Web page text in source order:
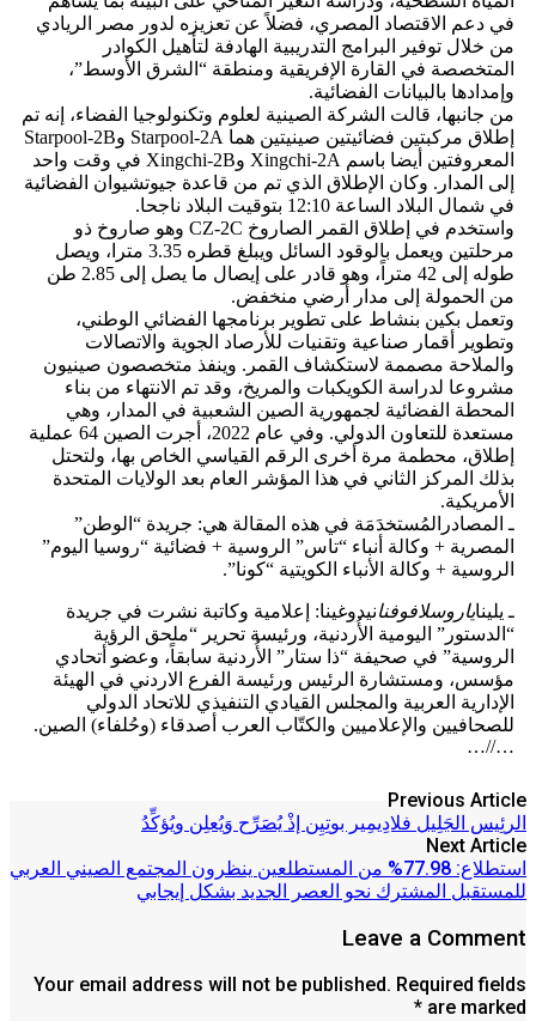
في دعم الاقتصاد المصري، فضلاً عن تعزيزه لدور مصر الريادي
من خلال توفير البرامج التدريبية الهادفة لتأهيل الكوادر
المتخصصة في القارة الإفريقية ومنطقة “الشرق الأوسط”،
وإمدادها بالبيانات الفضائية.
من جانبها، قالت الشركة الصينية لعلوم وتكنولوجيا الفضاء، إنه تم
إطلاق مركبتين فضائيتين صينيتين هما Starpool-2A وStarpool-2B
المعروفتين أيضا باسم Xingchi-2A وXingchi-2B في وقت واحد
إلى المدار. وكان الإطلاق الذي تم من قاعدة جيوتشيوان الفضائية
في شمال البلاد الساعة 12:10 بتوقيت البلاد ناجحا.
واستخدم في إطلاق القمر الصاروخ CZ-2C وهو صاروخ ذو
مرحلتين ويعمل بالوقود السائل ويبلغ قطره 3.35 مترا، ويصل
طوله إلى 42 متراً، وهو قادر على إيصال ما يصل إلى 2.85 طن
من الحمولة إلى مدار أرضي منخفض.
وتعمل بكين بنشاط على تطوير برنامجها الفضائي الوطني،
وتطوير أقمار صناعية وتقنيات للأرصاد الجوية والاتصالات
والملاحة مصممة لاستكشاف القمر. وينفذ متخصصون صينيون
مشروعا لدراسة الكويكبات والمريخ، وقد تم الانتهاء من بناء
المحطة الفضائية لجمهورية الصين الشعبية في المدار، وهي
مستعدة للتعاون الدولي. وفي عام 2022، أجرت الصين 64 عملية
إطلاق، محطمة مرة أخرى الرقم القياسي الخاص بها، ولتحتل
بذلك المركز الثاني في هذا المؤشر العام بعد الولايات المتحدة
الأمريكية.
ـ المصادرالمُستخدَمَة في هذه المقالة هي: جريدة “الوطن”
المصرية + وكالة أنباء “تاس” الروسية + فضائية “روسيا اليوم”
الروسية + وكالة الأنباء الكويتية “كونا”.
ـ يليناياروسلافوفنانيدوغينا: إعلامية وكاتبة نشرت في جريدة
“الدستور” اليومية الأُردنية، ورئيسة تحرير “ملحق الرؤية
الروسية” في صحيفة “ذا ستار” الأُردنية سابقاً، وعضو أتحادي
مؤسس، ومستشارة الرئيس ورئيسة الفرع الاردني في الهيئة
الإدارية العربية والمجلس القيادي التنفيذي للاتحاد الدولي
للصحافيين والإعلاميين والكتّاب العرب أصدقاء (وحُلفاء) الصين.
…//…
Previous Article
الرئِيس الجَلِيل فلادِيمِير بوتِيِن إذْ يُصَرِّح وَيُعلِن ويُؤكِّدُ
Next Article
استطلاع: 77.98% من المستطلعين ينظرون المجتمع الصيني العربي
للمستقبل المشترك نحو العصر الجديد بشكل إيجابي
Leave a Comment
Your email address will not be published. Required fields
are marked *